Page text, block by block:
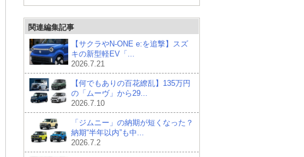
関連編集記事
【サクラやN-ONE e:を追撃】スズ
キの新型軽EV「...
2026.7.21
【何でもありの百花繚乱】135万円
の「ムーヴ」から29...
2026.7.10
「ジムニー」の納期が短くなった？
納期“半年以内”も中...
2026.7.2